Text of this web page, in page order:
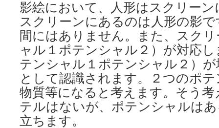
影絵において、人形はスクリー
スクリーンにあるのは人形の影
間にはありません。また、スク
ャル１ポテンシャル２）が対応
テンシャル１ポテンシャル２）
として認識されます。２つのポ
物質等になると考えます。そう
テルはないが、ポテンシャルは
立ちます。